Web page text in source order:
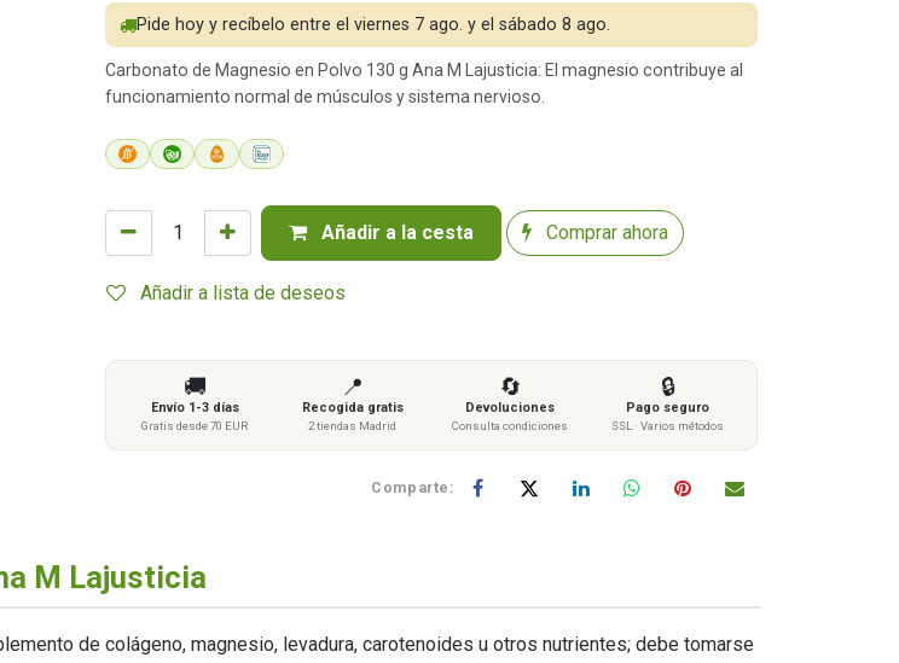
Añadir a la cesta Comprar ahora
Añadir a lista de deseos
Pide hoy y recíbelo entre el viernes 7 ago. y el sábado 8 ago.
Carbonato de Magnesio en Polvo 130 g Ana M Lajusticia: El magnesio contribuye al
funcionamiento normal de músculos y sistema nervioso.
🚚
Envío 1-3 días
Gratis desde 70 EUR
📍
Recogida gratis
2 tiendas Madrid
🔄
Devoluciones
Consulta condiciones
🔒
Pago seguro
SSL · Varios métodos
Comparte:
M Lajusticia
de colágeno, magnesio, levadura, carotenoides u otros nutrientes; debe tomarse